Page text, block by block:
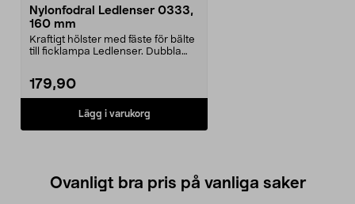
Nylonfodral Ledlenser 0333,
160 mm
Kraftigt hölster med fäste för bälte
till ficklampa Ledlenser. Dubbla
179,90
Lägg i varukorg
Ovanligt bra pris på vanliga saker